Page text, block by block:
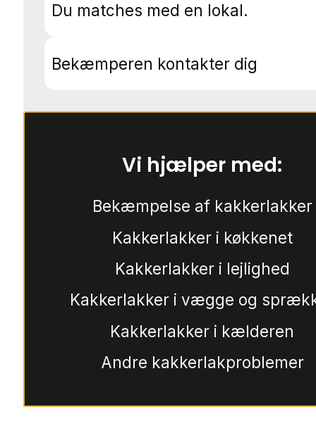
Du matches med en lokal.
Bekæmperen kontakter dig
Vi hjælper med:
Bekæmpelse af kakkerlakker
Kakkerlakker i køkkenet
Kakkerlakker i lejlighed
Kakkerlakker i vægge og
Kakkerlakker i kælderen
Andre kakkerlakproblemer